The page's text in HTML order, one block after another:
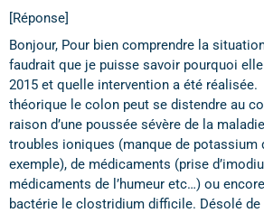
[Réponse]
Bonjour, Pour bien comprendre la
faudrait que je puisse savoir pourquoi
2015 et quelle intervention a été réalisée.
théorique le colon peut se distendre au
raison d’une poussée sévère de la
troubles ioniques (manque de potassium
exemple), de médicaments (prise
médicaments de l’humeur etc…) ou
bactérie le clostridium difficile. Désolé de